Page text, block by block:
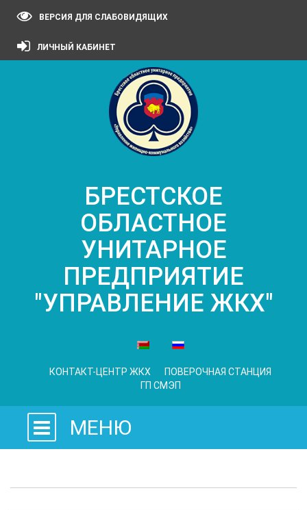
ВЕРСИЯ ДЛЯ СЛАБОВИДЯЩИХ
ЛИЧНЫЙ КАБИНЕТ
БРЕСТСКОЕ
ОБЛАСТНОЕ
УНИТАРНОЕ
ПРЕДПРИЯТИЕ
"УПРАВЛЕНИЕ ЖКХ"
КОНТАКТ-ЦЕНТР ЖКХ
ПОВЕРОЧНАЯ СТАНЦИЯ
ГП СМЭП
МЕНЮ